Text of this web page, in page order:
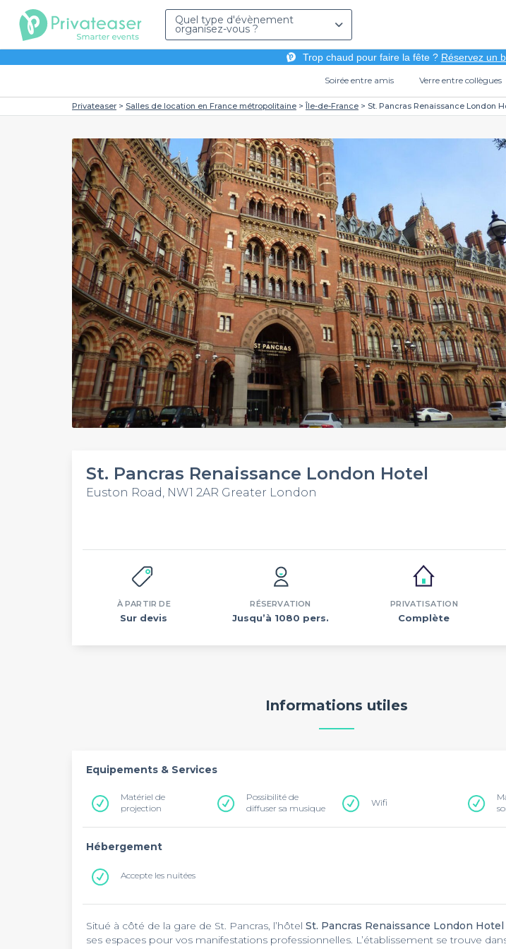
Quel type d'évènement
organisez-vous ?
Trop chaud pour faire la fête ? Réservez un
Soirée entre amis Verre entre collègues
Privateaser Salles de location en France métropolitaine Île-de-France St. Pancras Renaissance London
St. Pancras Renaissance London Hotel
Euston Road, NW1 2AR Greater London
À PARTIR DE
Sur devis
RÉSERVATION
Jusqu’à 1080 pers.
PRIVATISATION
Complète
Informations utiles
Equipements & Services
Matériel de
projection
Possibilité de
diffuser sa musique
Wifi
Hébergement
Accepte les nuitées
Situé à côté de la gare de St. Pancras, l’hôtel St. Pancras Renaissance London Hotel
ses espaces pour vos manifestations professionnelles. L’établissement se trouve